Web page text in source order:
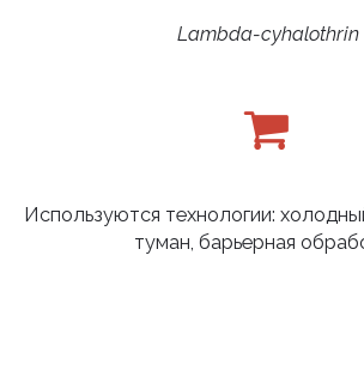
Lambda-cyhalothrin
Используются технологии:
туман, барьерная